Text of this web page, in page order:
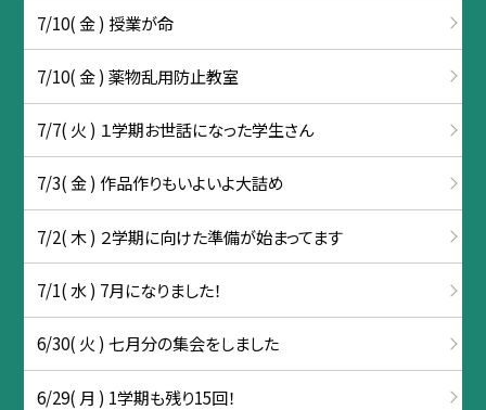
7/10( 金 ) 授業が命
7/10( 金 ) 薬物乱用防止教室
7/7( 火 ) １学期お世話になった学生さん
7/3( 金 ) 作品作りもいよいよ大詰め
7/2( 木 ) ２学期に向けた準備が始まってます
7/1( 水 ) 7月になりました！
6/30( 火 ) 七月分の集会をしました
6/29( 月 ) 1学期も残り15回！